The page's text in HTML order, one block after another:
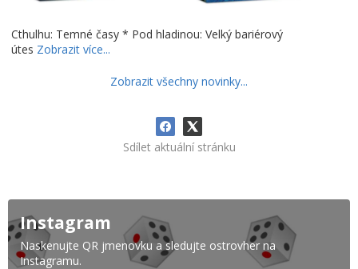
Cthulhu: Temné časy * Pod hladinou: Velký bariérový
útes Zobrazit více...
Zobrazit všechny novinky...
Sdílet aktuální stránku
Instagram
Naskenujte QR jmenovku a sledujte ostrovher na
Instagramu.